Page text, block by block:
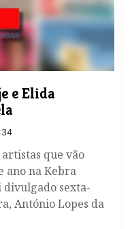
e Elida
que vão
ano na Kebra
divulgado sexta-
António Lopes da